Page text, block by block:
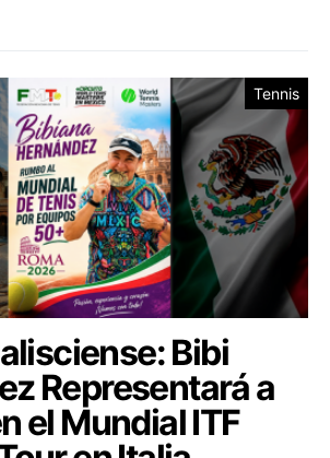
Tennis
Bibi
Representará a
el Mundial ITF